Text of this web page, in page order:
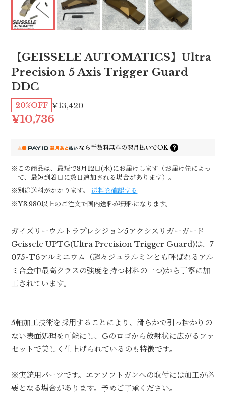
【GEISSELE AUTOMATICS】Ultra
Precision 5 Axis Trigger Guard
DDC
¥13,420
20%OFF
¥10,736
なら手数料無料の翌月払いでOK
※この商品は、最短で8月12日(水)にお届けします（お届け先によっ
て、最短到着日に数日追加される場合があります）。
※別途送料がかかります。
送料を確認する
※¥3,980以上のご注文で国内送料が無料になります。
ガイズリーウルトラプレシジョン5アクシスリガーガード
Geissele UPTG(Ultra Precision Trigger Guard)は、7
075-T6アルミニウム（超々ジュラルミンとも呼ばれるアル
ミ合金中最高クラスの強度を持つ材料の一つ)から丁寧に加
工されています。
5軸加工技術を採用することにより、滑らかで引っ掛かりの
ない表面処理を可能にし、Gのロゴから放射状に広がるファ
セットで美しく仕上げられているのも特徴です。
※実銃用パーツです。エアソフトガンへの取付には加工が必
要となる場合があります。予めご了承ください。